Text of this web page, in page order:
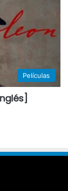
Películas